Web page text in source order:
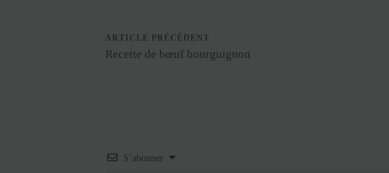
ARTICLE PRÉCÉDENT
Recette de bœuf bourguignon
S’abonner